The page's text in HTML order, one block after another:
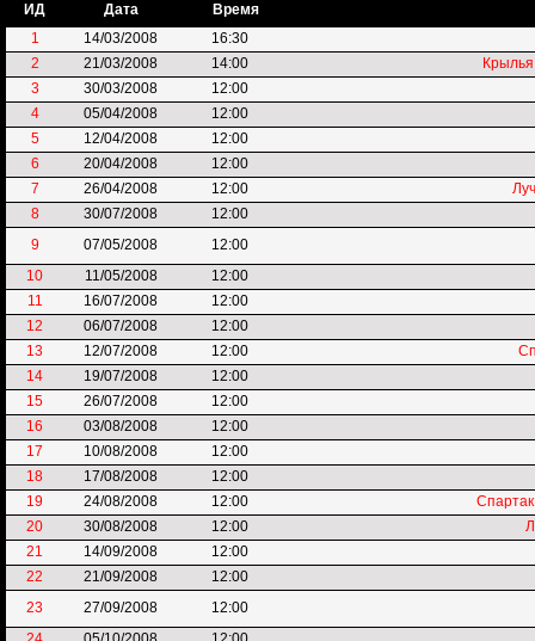
ИД Дата
Время
1
14/03/2008
16:30
2
21/03/2008 14:00
3
30/03/2008
12:00
4
05/04/2008
12:00
5
12/04/2008
12:00
6
20/04/2008
12:00
7
26/04/2008 12:00
8
30/07/2008
12:00
9
07/05/2008
12:00
10
11/05/2008
12:00
11
16/07/2008
12:00
12
06/07/2008
12:00
13
12/07/2008 12:00
14
19/07/2008
12:00
15
26/07/2008
12:00
16
03/08/2008
12:00
17
10/08/2008
12:00
18
17/08/2008
12:00
19
24/08/2008 12:00
20
30/08/2008 12:00
21
14/09/2008
12:00
22
21/09/2008
12:00
23
27/09/2008
12:00